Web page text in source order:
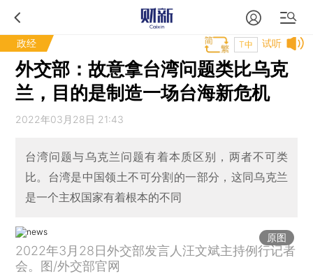
政经 试听
T中
外交部：故意拿台湾问题类比乌克
兰，目的是制造一场台海新危机
2022年03月28日 21:43
台湾问题与乌克兰问题有着本质区别，两者不可类
比。台湾是中国领土不可分割的一部分，这同乌克兰
是一个主权国家有着根本的不同
原图
2022年3月28日外交部发言人汪文斌主持例行记者
会。图/外交部官网